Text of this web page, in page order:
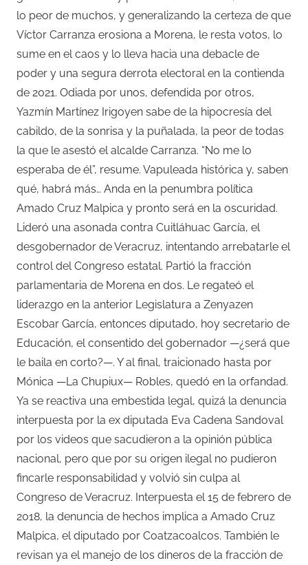
lo peor de muchos, y generalizando la certeza de que
Víctor Carranza erosiona a Morena, le resta votos, lo
sume en el caos y lo lleva hacia una debacle de
poder y una segura derrota electoral en la contienda
de 2021. Odiada por unos, defendida por otros,
Yazmín Martínez Irigoyen sabe de la hipocresía del
cabildo, de la sonrisa y la puñalada, la peor de todas
la que le asestó el alcalde Carranza. “No me lo
esperaba de él”, resume. Vapuleada histórica y, saben
qué, habrá más… Anda en la penumbra política
Amado Cruz Malpica y pronto será en la oscuridad.
Lideró una asonada contra Cuitláhuac García, el
desgobernador de Veracruz, intentando arrebatarle el
control del Congreso estatal. Partió la fracción
parlamentaria de Morena en dos. Le regateó el
liderazgo en la anterior Legislatura a Zenyazen
Escobar García, entonces diputado, hoy secretario de
Educación, el consentido del gobernador —¿será que
le baila en corto?—. Y al final, traicionado hasta por
Mónica —La Chupiux— Robles, quedó en la orfandad.
Ya se reactiva una embestida legal, quizá la denuncia
interpuesta por la ex diputada Eva Cadena Sandoval
por los videos que sacudieron a la opinión pública
nacional, pero que por su origen ilegal no pudieron
fincarle responsabilidad y volvió sin culpa al
Congreso de Veracruz. Interpuesta el 15 de febrero de
2018, la denuncia de hechos implica a Amado Cruz
Malpica, el diputado por Coatzacoalcos. También le
revisan ya el manejo de los dineros de la fracción de